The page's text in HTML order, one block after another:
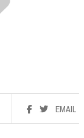
EMAIL